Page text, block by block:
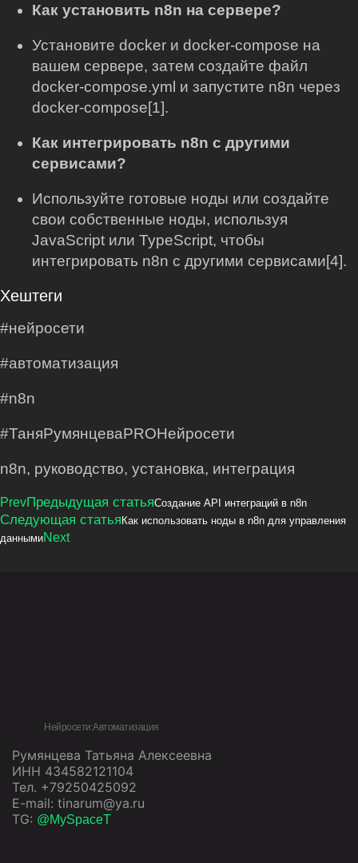
Как установить n8n на сервере?
Установите docker и docker-compose на
вашем сервере, затем создайте файл
docker-compose.yml и запустите n8n через
docker-compose[1].
Как интегрировать n8n с другими
сервисами?
Используйте готовые ноды или создайте
свои собственные ноды, используя
JavaScript или TypeScript, чтобы
интегрировать n8n с другими сервисами[4].
Хештеги
#нейросети
#автоматизация
#n8n
#ТаняРумянцеваPROНейросети
n8n, руководство, установка, интеграция
PrevПредыдущая статьяСоздание API интеграций в n8n
Следующая статьяКак использовать ноды в n8n для управления
даннымиNext
Нейросети:Автоматизация
Румянцева Татьяна Алексеевна
ИНН 434582121104
Тел. +79250425092
E-mail: tinarum@ya.ru
TG: @MySpaceT